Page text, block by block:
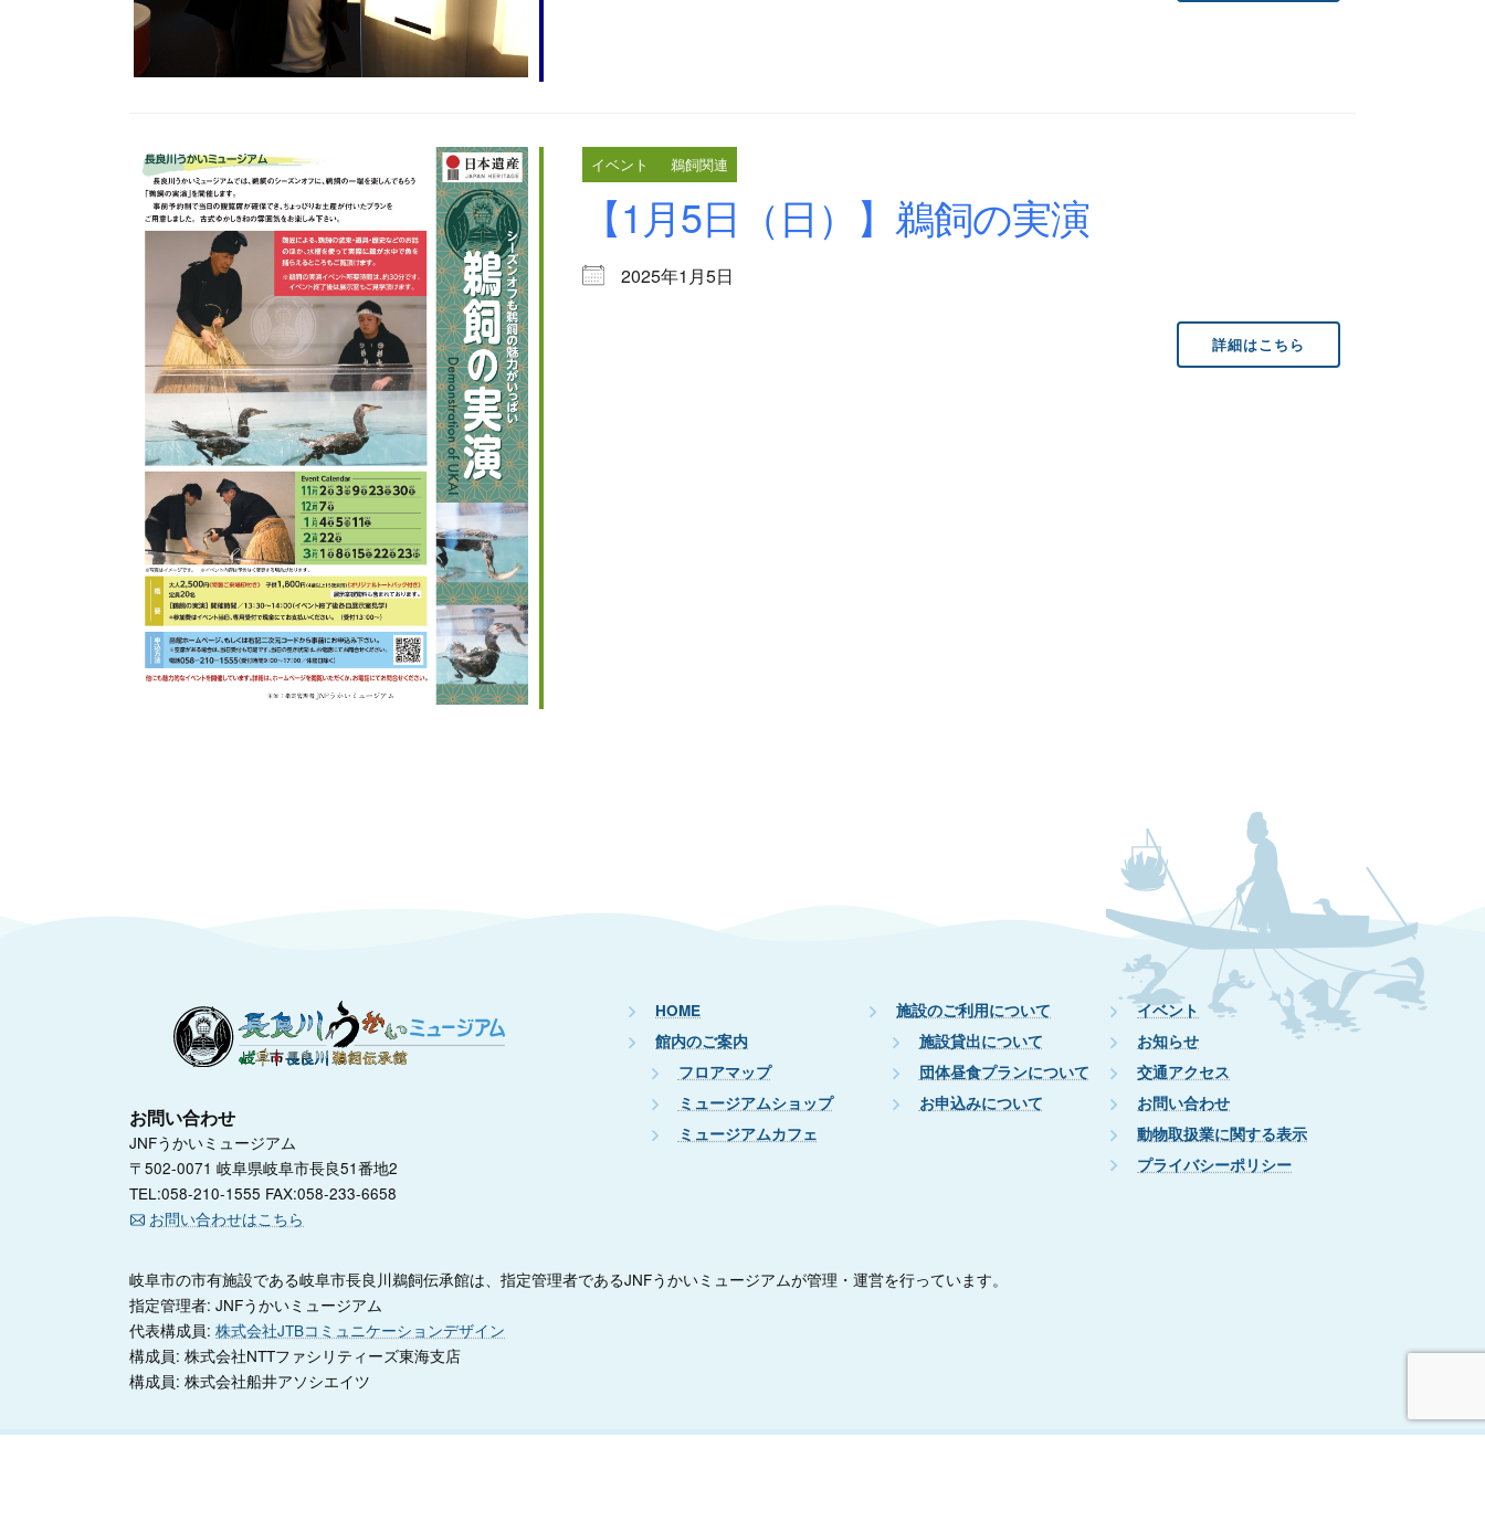
イベント 鵜飼関連
【1月5日（日）】鵜飼の実演
2025年1月5日
詳細はこちら
お問い合わせ
JNFうかいミュージアム
〒502-0071 岐阜県岐阜市長良51番地2
TEL:058-210-1555 FAX:058-233-6658
お問い合わせはこちら
HOME
館内のご案内
フロアマップ
ミュージアムショップ
ミュージアムカフェ
施設のご利用について
施設貸出について
団体昼食プランについて
お申込みについて
イベント
お知らせ
交通アクセス
お問い合わせ
動物取扱業に関する表示
プライバシーポリシー
岐阜市の市有施設である岐阜市長良川鵜飼伝承館は、指定管理者であるJNFうかいミュージアムが管理・運営を行っています。
指定管理者: JNFうかいミュージアム
代表構成員: 株式会社JTBコミュニケーションデザイン
構成員: 株式会社NTTファシリティーズ東海支店
構成員: 株式会社船井アソシエイツ